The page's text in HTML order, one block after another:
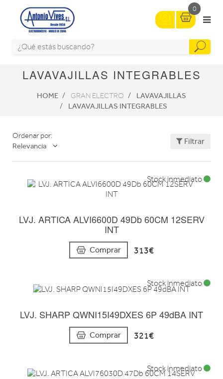
0
LAVAVAJILLAS INTEGRABLES
HOME GRAN ELECTRO
LAVAVAJILLAS
LAVAVAJILLAS INTEGRABLES
Ordenar por:
Relevancia
Filtrar
LVJ. ARTICA ALVI6600D 49Db 60CM 12SERV
INT
Comprar 313€
Stock inmediato
LVJ. SHARP QWNI15I49DXES 6P 49dBA INT
Comprar 321€
Stock inmediato
Stock inmediato